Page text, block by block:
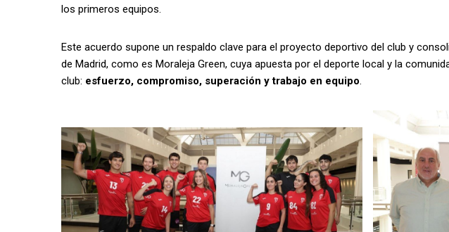
los primeros equipos.
Este acuerdo supone un respaldo clave para el proyecto deportivo del club y
de Madrid, como es Moraleja Green, cuya apuesta por el deporte local y la
club: esfuerzo, compromiso, superación y trabajo en equipo.